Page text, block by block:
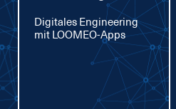
Di­gi­ta­les En­gi­nee­ring
mit LOO­MEO-Apps